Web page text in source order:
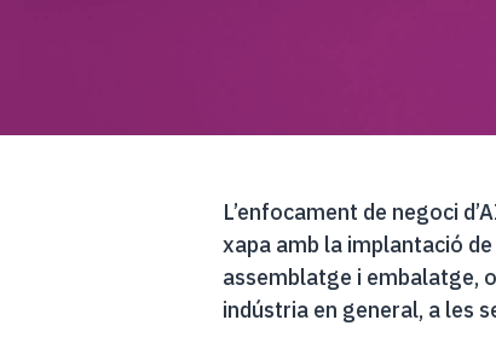
L’enfocament de negoci
xapa amb la implantació
assemblatge i embalatge,
indústria en general, a les